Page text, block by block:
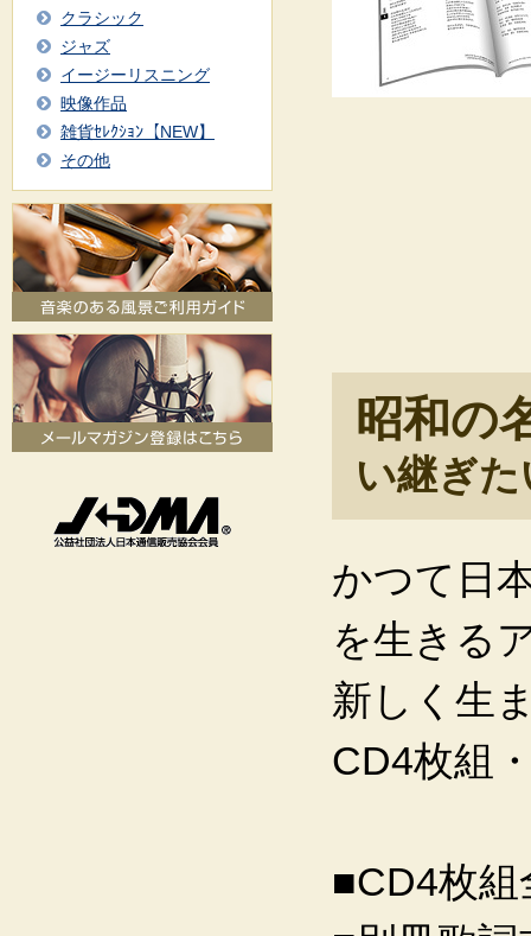
昭和の
い継ぎ
かつて日
を生きる
新しく生
CD4枚組
■CD4枚組
クラシック
ジャズ
イージーリスニング
映像作品
雑貨ｾﾚｸｼｮﾝ【NEW】
その他